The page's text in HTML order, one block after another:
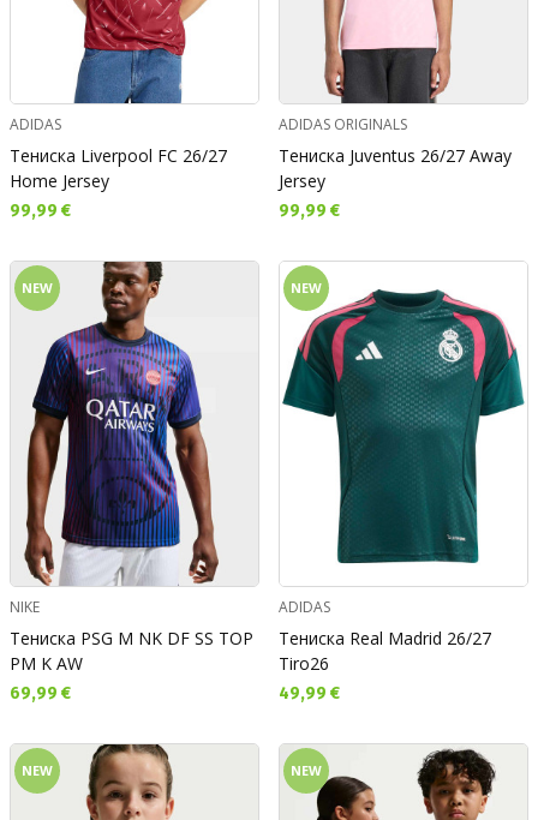
ADIDAS
Тениска Liverpool FC 26/27
Home Jersey
Текуща цена:
99,99 €
ADIDAS ORIGINALS
Тениска Juventus 26/27 Away
Jersey
Текуща цена:
99,99 €
NEW
NIKE
Тениска PSG M NK DF SS TOP
PM K AW
Текуща цена:
69,99 €
NEW
ADIDAS
Тениска Real Madrid 26/27
Tiro26
Текуща цена:
49,99 €
NEW NEW